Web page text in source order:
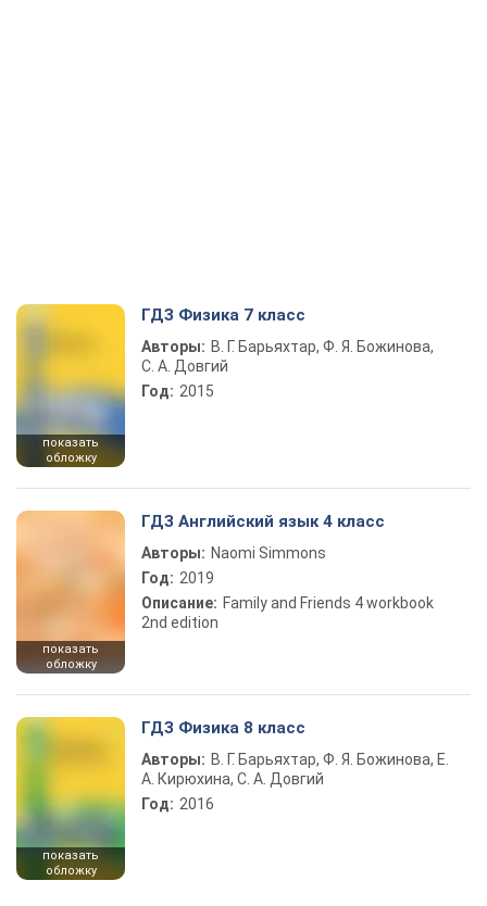
показать
обложку
ГДЗ Физика 7 класс
Авторы: В. Г. Барьяхтар, Ф. Я. Божинова,
С. А. Довгий
Год: 2015
показать
обложку
ГДЗ Английский язык 4 класс
Авторы: Naomi Simmons
Год: 2019
Описание: Family and Friends 4 workbook
2nd edition
показать
обложку
ГДЗ Физика 8 класс
Авторы: В. Г. Барьяхтар, Ф. Я. Божинова, Е.
А. Кирюхина, С. А. Довгий
Год: 2016